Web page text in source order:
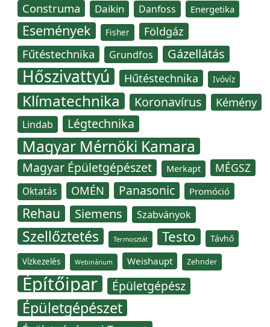
Construma Daikin Danfoss Energetika
Események Fisher Földgáz
Fűtéstechnika Grundfos Gázellátás
Hőszivattyú Hűtéstechnika Ivóvíz
Klímatechnika Koronavírus Kémény
Lindab Légtechnika
Magyar Mérnöki Kamara
Magyar Épületgépészet Merkapt MÉGSZ
Oktatás OMÉN Panasonic Promóció
Rehau Siemens Szabványok
Szellőztetés Termosztát Testo Távhő
Vízkezelés Webinárium Weishaupt Zehnder
Építőipar Épületgépész
Épületgépészet